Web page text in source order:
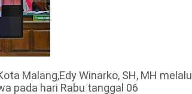
Malang,Edy Winarko, SH, MH melalu
pada hari Rabu tanggal 06